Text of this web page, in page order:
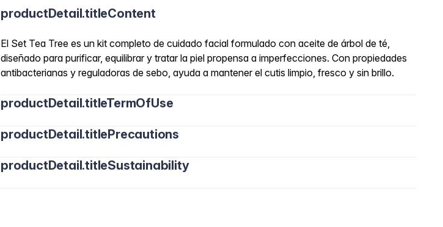
productDetail.titleContent
El Set Tea Tree es un kit completo de cuidado facial formulado con aceite de árbol de té,
diseñado para purificar, equilibrar y tratar la piel propensa a imperfecciones. Con propiedades
antibacterianas y reguladoras de sebo, ayuda a mantener el cutis limpio, fresco y sin brillo.
productDetail.titleTermOfUse
productDetail.titlePrecautions
productDetail.titleSustainability